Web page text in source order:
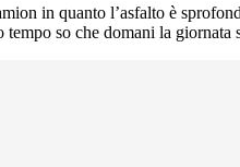
in quanto l’asfalto è
so che domani la